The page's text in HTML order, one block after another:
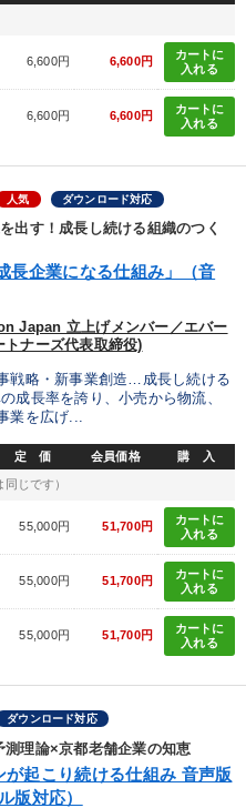
6,600円 6,600円
カートに
入れる
6,600円 6,600円
カートに
入れる
人気 ダウンロード対応
出す！成長し続ける組織のつく
長企業になる仕組み」（音
Japan 立上げメンバー／エバー
トナーズ代表取締役)
戦略・新事業創造…成長し続ける
長率を誇り、小売から物流、
業を広げ...
定 価 会員価格 購 入
じです）
55,000円 51,700円
カートに
入れる
55,000円 51,700円
カートに
入れる
55,000円 51,700円
カートに
入れる
ダウンロード対応
測理論×京都老舗企業の知恵
が起こり続ける仕組み 音声版
版対応）